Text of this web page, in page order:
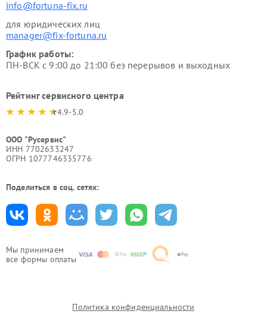
Мы принимаем
все формы оплаты
info@fortuna-fix.ru
для юридических лиц
manager@fix-fortuna.ru
График работы:
ПН-ВСК с 9:00 до 21:00 без перерывов и выходных
Рейтинг сервисного центра
4.9-5.0
ООО "Русервис"
ИНН 7702633247
ОГРН 1077746335776
Поделиться в соц. сетях:
Политика конфиденциальности